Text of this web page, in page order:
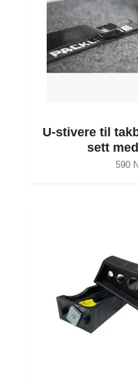
U-stivere til
sett
590